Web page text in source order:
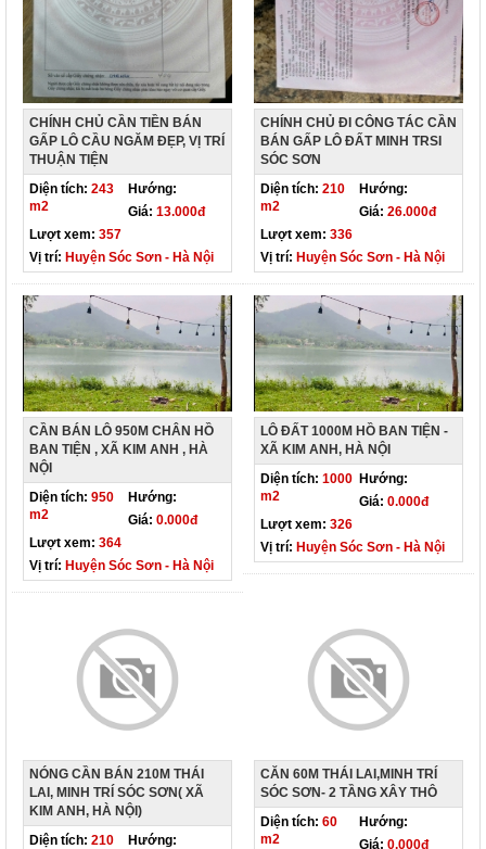
CHÍNH CHỦ CẦN TIỀN BÁN
GẤP LÔ CẦU NGĂM ĐẸP, VỊ TRÍ
THUẬN TIỆN
Diện tích: 243
m2
Hướng:
Giá: 13.000đ
Lượt xem: 357
Vị trí: Huyện Sóc Sơn - Hà Nội
CHÍNH CHỦ ĐI CÔNG TÁC CẦN
BÁN GẤP LÔ ĐẤT MINH TRSI
SÓC SƠN
Diện tích: 210
m2
Hướng:
Giá: 26.000đ
Lượt xem: 336
Vị trí: Huyện Sóc Sơn - Hà Nội
CẦN BÁN LÔ 950M CHÂN HỒ
BAN TIỆN , XÃ KIM ANH , HÀ
NỘI
Diện tích: 950
m2
Hướng:
Giá: 0.000đ
Lượt xem: 364
Vị trí: Huyện Sóc Sơn - Hà Nội
LÔ ĐẤT 1000M HỒ BAN TIỆN -
XÃ KIM ANH, HÀ NỘI
Diện tích: 1000
m2
Hướng:
Giá: 0.000đ
Lượt xem: 326
Vị trí: Huyện Sóc Sơn - Hà Nội
NÓNG CẦN BÁN 210M THÁI
LAI, MINH TRÍ SÓC SƠN( XÃ
KIM ANH, HÀ NỘI)
Diện tích: 210 Hướng:
CĂN 60M THÁI LAI,MINH TRÍ
SÓC SƠN- 2 TẦNG XÂY THÔ
Diện tích: 60
m2
Hướng:
Giá: 0.000đ